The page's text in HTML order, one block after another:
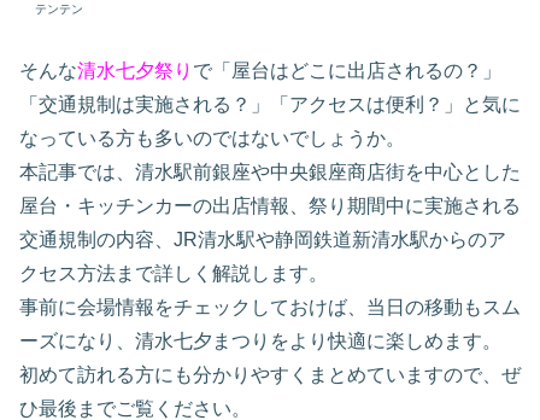
テンテン
そんな清水七夕祭り で「屋台はどこに出店されるの？」
「交通規制は実施される？」「アクセスは便利？」と気に
なっている方も多いのではないでしょうか。
本記事では、清水駅前銀座や中央銀座商店街を中心とした
屋台・キッチンカーの出店情報、祭り期間中に実施される
交通規制の内容、JR清水駅や静岡鉄道新清水駅からのア
クセス方法まで詳しく解説します。
事前に会場情報をチェックしておけば、当日の移動もスム
ーズになり、清水七夕まつりをより快適に楽しめます。
初めて訪れる方にも分かりやすくまとめていますので、ぜ
ひ最後までご覧ください。